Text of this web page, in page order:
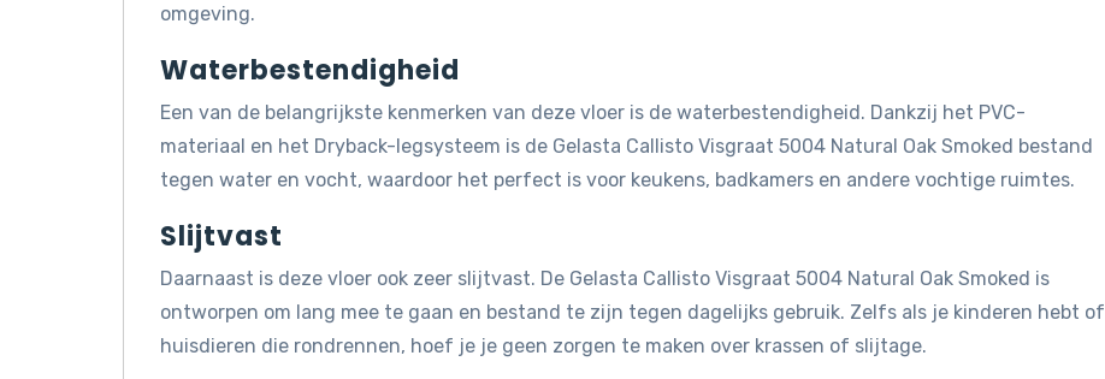
omgeving.
Waterbestendigheid
Een van de belangrijkste kenmerken van deze vloer is de waterbestendigheid. Dankzij het PVC-
materiaal en het Dryback-legsysteem is de Gelasta Callisto Visgraat 5004 Natural Oak Smoked bestand
tegen water en vocht, waardoor het perfect is voor keukens, badkamers en andere vochtige ruimtes.
Slijtvast
Daarnaast is deze vloer ook zeer slijtvast. De Gelasta Callisto Visgraat 5004 Natural Oak Smoked is
ontworpen om lang mee te gaan en bestand te zijn tegen dagelijks gebruik. Zelfs als je kinderen hebt of
huisdieren die rondrennen, hoef je je geen zorgen te maken over krassen of slijtage.